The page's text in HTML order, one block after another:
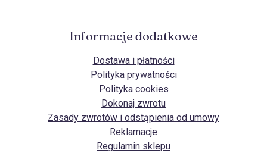
Informacje dodatkowe
Dostawa i płatności
Polityka prywatności
Polityka cookies
Dokonaj zwrotu
Zasady zwrotów i odstąpienia od umowy
Reklamacje
Regulamin sklepu